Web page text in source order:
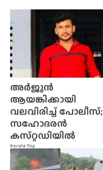
Kerala Top
അർജുൻ
ആയങ്കിക്കായി
വലവിരിച്ച് പോലീസ്;
സഹോദരൻ
കസ്‌റ്റഡിയിൽ